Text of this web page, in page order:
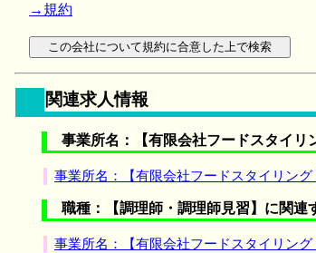
→規約
関連求人情報
事業所名：【有限会社フードスタイリ
事業所名：【有限会社フードスタイリン
職種：【調理師・調理師見習】に関連
事業所名：【有限会社フードスタイリン